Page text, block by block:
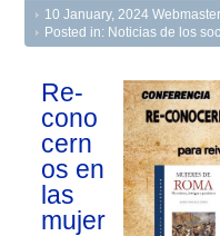
10 January, 2024 Webmaster
Posted in: Noticias de los
Re-
cono
cern
os en
las
mujer